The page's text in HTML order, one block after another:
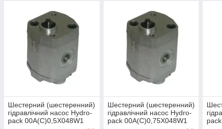
Шестерний (шестеренний)
гідравлічний насос Hydro-
pack 00A(C)0,5X048W1
Шестерний (шестеренний)
гідравлічний насос Hydro-
pack 00A(C)0,75X048W1